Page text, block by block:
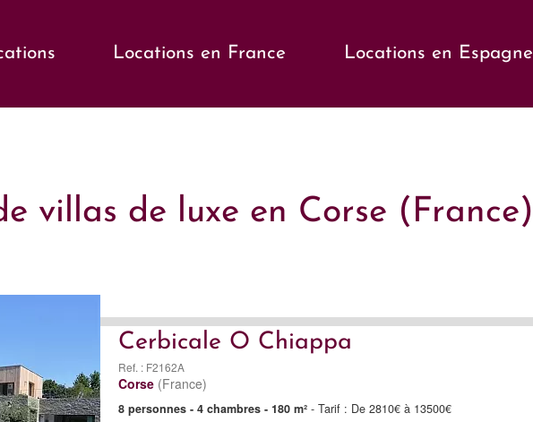
Locations en France Locations en Espagne
villas de luxe en Corse (France)
Cerbicale O Chiappa
Ref. : F2162A
Corse (France)
8 personnes - 4 chambres - 180 m²- Tarif : De 2810€ à 13500€